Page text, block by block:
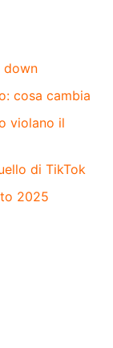
down
cosa cambia
violano il
di TikTok
2025